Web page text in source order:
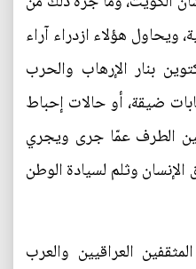
ويحاول هؤلاء ازدراء آراء
بنار الإرهاب والحرب
ضيقة، أو حالات إحباط
الطرف عمّا جرى ويجري
وثلم لسيادة الوطن
العراقيين والعرب